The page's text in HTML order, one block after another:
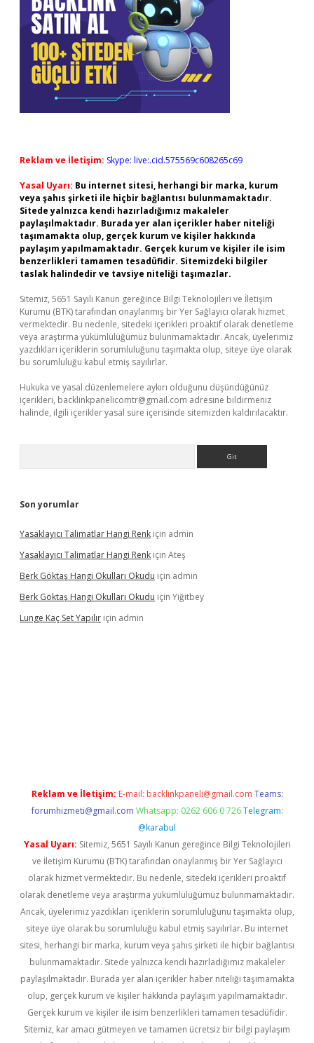
Reklam ve İletişim: Skype: live:.cid.575569c608265c69
Yasal Uyarı: Bu internet sitesi, herhangi bir marka, kurum
veya şahıs şirketi ile hiçbir bağlantısı bulunmamaktadır.
Sitede yalnızca kendi hazırladığımız makaleler
paylaşılmaktadır. Burada yer alan içerikler haber niteliği
taşımamakta olup, gerçek kurum ve kişiler hakkında
paylaşım yapılmamaktadır. Gerçek kurum ve kişiler ile isim
benzerlikleri tamamen tesadüfidir. Sitemizdeki bilgiler
taslak halindedir ve tavsiye niteliği taşımazlar.
Sitemiz, 5651 Sayılı Kanun gereğince Bilgi Teknolojileri ve İletişim
Kurumu (BTK) tarafından onaylanmış bir Yer Sağlayıcı olarak hizmet
vermektedir. Bu nedenle, sitedeki içerikleri proaktif olarak denetleme
veya araştırma yükümlülüğümüz bulunmamaktadır. Ancak, üyelerimiz
yazdıkları içeriklerin sorumluluğunu taşımakta olup, siteye üye olarak
bu sorumluluğu kabul etmiş sayılırlar.
Hukuka ve yasal düzenlemelere aykırı olduğunu düşündüğünüz
içerikleri, backlinkpanelicomtr@gmail.com adresine bildirmeniz
halinde, ilgili içerikler yasal süre içerisinde sitemizden kaldırılacaktır.
Son yorumlar
Yasaklayıcı Talimatlar Hangi Renk için admin
Yasaklayıcı Talimatlar Hangi Renk için Ateş
Berk Göktaş Hangi Okulları Okudu için admin
Berk Göktaş Hangi Okulları Okudu için Yiğitbey
Lunge Kaç Set Yapılır için admin
Reklam ve İletişim: E-mail: backlinkpaneli@gmail.com Teams:
forumhizmeti@gmail.com Whatsapp: 0262 606 0 726 Telegram:
@karabul
Yasal Uyarı: Sitemiz, 5651 Sayılı Kanun gereğince Bilgi Teknolojileri
ve İletişim Kurumu (BTK) tarafından onaylanmış bir Yer Sağlayıcı
olarak hizmet vermektedir. Bu nedenle, sitedeki içerikleri proaktif
olarak denetleme veya araştırma yükümlülüğümüz bulunmamaktadır.
Ancak, üyelerimiz yazdıkları içeriklerin sorumluluğunu taşımakta olup,
siteye üye olarak bu sorumluluğu kabul etmiş sayılırlar. Bu internet
sitesi, herhangi bir marka, kurum veya şahıs şirketi ile hiçbir bağlantısı
bulunmamaktadır. Sitede yalnızca kendi hazırladığımız makaleler
paylaşılmaktadır. Burada yer alan içerikler haber niteliği taşımamakta
olup, gerçek kurum ve kişiler hakkında paylaşım yapılmamaktadır.
Gerçek kurum ve kişiler ile isim benzerlikleri tamamen tesadüfidir.
Sitemiz, kar amacı gütmeyen ve tamamen ücretsiz bir bilgi paylaşım